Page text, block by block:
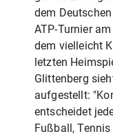
dem
ATP-Turnier
dem vielleicht
letzten
Glittenberg
aufgestellt:
entscheidet
Fußball,